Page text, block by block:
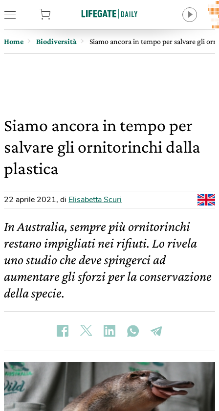
Home Biodiversità Siamo ancora in tempo per salvare gli
Siamo ancora in tempo per
salvare gli ornitorinchi dalla
plastica
22 aprile 2021, di Elisabetta Scuri
In Australia, sempre più ornitorinchi
restano impigliati nei rifiuti. Lo rivela
uno studio che deve spingerci ad
aumentare gli sforzi per la conservazione
della specie.